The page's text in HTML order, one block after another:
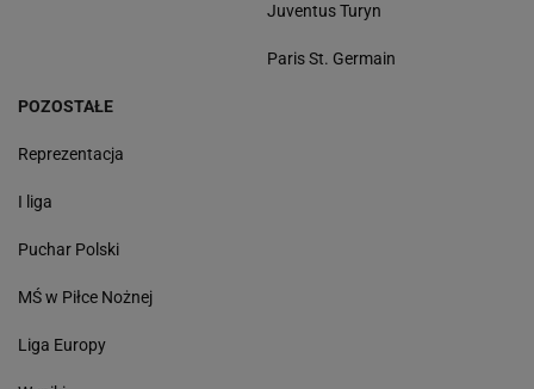
Juventus Turyn
Paris St. Germain
POZOSTAŁE
Reprezentacja
I liga
Puchar Polski
MŚ w Piłce Nożnej
Liga Europy